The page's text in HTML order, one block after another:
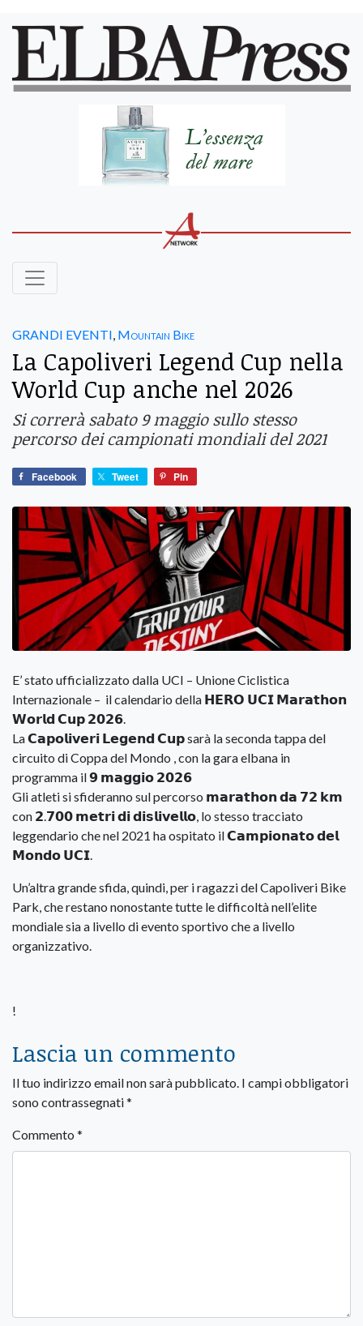
GRANDI EVENTI, Mountain Bike
La Capoliveri Legend Cup nella
World Cup anche nel 2026
Si correrà sabato 9 maggio sullo stesso
percorso dei campionati mondiali del 2021
Facebook Tweet Pin
E’ stato ufficializzato dalla UCI – Unione Ciclistica
Internazionale – il calendario della 𝗛𝗘𝗥𝗢 𝗨𝗖𝗜 𝗠𝗮𝗿𝗮𝘁𝗵𝗼𝗻
𝗪𝗼𝗿𝗹𝗱 𝗖𝘂𝗽 𝟮𝟬𝟮𝟲.
La 𝗖𝗮𝗽𝗼𝗹𝗶𝘃𝗲𝗿𝗶 𝗟𝗲𝗴𝗲𝗻𝗱 𝗖𝘂𝗽 sarà la seconda tappa del
circuito di Coppa del Mondo , con la gara elbana in
programma il 𝟵 𝗺𝗮𝗴𝗴𝗶𝗼 𝟮𝟬𝟮𝟲
Gli atleti si sfideranno sul percorso 𝗺𝗮𝗿𝗮𝘁𝗵𝗼𝗻 𝗱𝗮 𝟳𝟮 𝗸𝗺
con 𝟮.𝟳𝟬𝟬 𝗺𝗲𝘁𝗿𝗶 𝗱𝗶 𝗱𝗶𝘀𝗹𝗶𝘃𝗲𝗹𝗹𝗼, lo stesso tracciato
leggendario che nel 2021 ha ospitato il 𝗖𝗮𝗺𝗽𝗶𝗼𝗻𝗮𝘁𝗼 𝗱𝗲𝗹
𝗠𝗼𝗻𝗱𝗼 𝗨𝗖𝗜.
Un’altra grande sfida, quindi, per i ragazzi del Capoliveri Bike
Park, che restano nonostante tutte le difficoltà nell’elite
mondiale sia a livello di evento sportivo che a livello
organizzativo.
!
Lascia un commento
Il tuo indirizzo email non sarà pubblicato. I campi obbligatori
sono contrassegnati*
Commento *